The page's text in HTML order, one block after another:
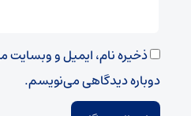
ذخیره نام، ایمیل و وبسایت
دوباره دیدگاهی می‌نویسم.